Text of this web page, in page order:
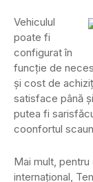
Vehiculul
poate fi
configurat în
funcție de
și cost de
satisface până
putea fi
coonfortul
Mai mult,
internațional,